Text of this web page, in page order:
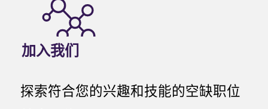
加入我们
探索符合您的兴趣和技能的空缺职位